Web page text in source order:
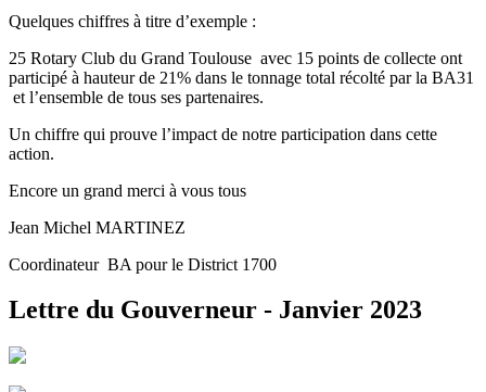
Quelques chiffres à titre d’exemple :
25 Rotary Club du Grand Toulouse avec 15 points de collecte ont
participé à hauteur de 21% dans le tonnage total récolté par la BA31
et l’ensemble de tous ses partenaires.
Un chiffre qui prouve l’impact de notre participation dans cette
action.
Encore un grand merci à vous tous
Jean Michel MARTINEZ
Coordinateur BA pour le District 1700
Lettre du Gouverneur - Janvier 2023